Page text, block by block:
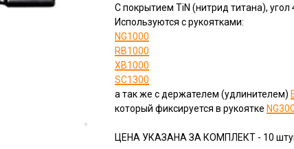
С покрытием TiN (нитрид титана), угол
Используются с рукоятками:
NG1000
RB1000
XB1000
SC1300
а так же с держателем (удлинителем)
который фиксируется в рукоятке
ЦЕНА УКАЗАНА ЗА КОМПЛЕКТ - 10